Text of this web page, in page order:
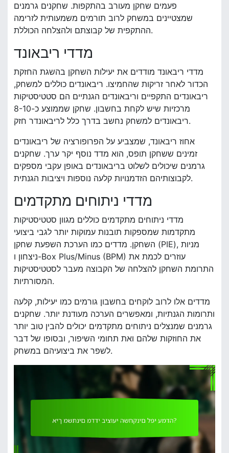
פעמים שחקן מעורב בהתקפות. שחקנים גרמנים
שמצטיינים במשחק לרוב תורמים משמעותית לזרימה
ההתקפית של קבוצתם ולהצלחה הכוללת.
מדדי ריבאונד
מדדי ריבאונד מודדים את יעילות השחקן בהשגת החזקת
הכדור לאחר זריקות שהחמיצו. ריבאונדים כוללים למשחק,
ריבאונדים התקפיים וריבאונדים הגנתיים הם סטטיסטיקות
מרכזיות שיש לקחת בחשבון. שחקן שממוצע כ-8-10
ריבאונדים למשחק נחשב בדרך כלל לריבאונדר חזק.
אחוז ריבאונד, שמצביע על הפרופורציה של ריבאונדים
זמינים ששחקן תופס, הוא מדד נוסף יקר ערך. שחקנים
גרמנים שיכולים לשלוט בריבאונדים באופן עקבי מספקים
לקבוצותיהם הזדמנויות קלעה נוספות ויציבות הגנתית.
מדדי ניתוחים מתקדמים
מדדי ניתוחים מתקדמים כוללים מגוון סטטיסטיקות
מתקדמות שמספקות תובנות עמוקות יותר לגבי ביצועי
השחקן. מדדים כמו הערכת השפעת שחקן (PIE), מניות
ניצחון ו-Box Plus/Minus (BPM) עוזרים לכמת את
התרומת השחקן להצלחה של הקבוצה מעבר לסטטיסטיקות
המסורתיות.
מדדים אלו לרוב לוקחים בחשבון גורמים כמו יעילות, קלעה
ותרומות הגנתיות, ומאפשרים הערכה מעודנת יותר. שחקנים
גרמנים שמנצלים ניתוחים מתקדמים יכולים להבין טוב יותר
את החוזקות שלהם ואת תחומי השיפור, ובסופו של דבר
לשפר את ביצועיהם במשחק.